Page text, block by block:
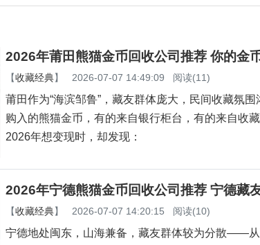
2026年莆田熊猫金币回收公司推荐 你的金
【收藏经典】 2026-07-07 14:49:09 阅读(11)
莆田作为“海滨邹鲁”，藏友群体庞大，民间收藏氛
购入的熊猫金币，有的来自银行柜台，有的来自收
2026年想变现时，却发现：
2026年宁德熊猫金币回收公司推荐 宁德藏
【收藏经典】 2026-07-07 14:20:15 阅读(10)
宁德地处闽东，山海兼备，藏友群体较为分散——